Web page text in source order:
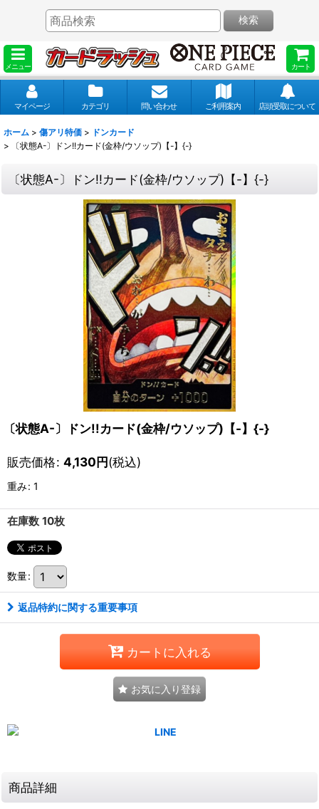
メニュー カート
検索
マイページ カテゴリ 問い合わせ ご利用案内 店頭受取について
ホーム > 傷アリ特価 > ドンカード
>
〔状態A-〕ドン!!カード(金枠/ウソップ)【-】{-}
〔状態A-〕ドン!!カード(金枠/ウソップ)【-】{-}
〔状態A-〕ドン!!カード(金枠/ウソップ)【-】{-}
販売価格: 4,130円(税込)
重み: 1
在庫数 10枚
数量:
返品特約に関する重要事項
カートに入れる
お気に入り登録
商品詳細